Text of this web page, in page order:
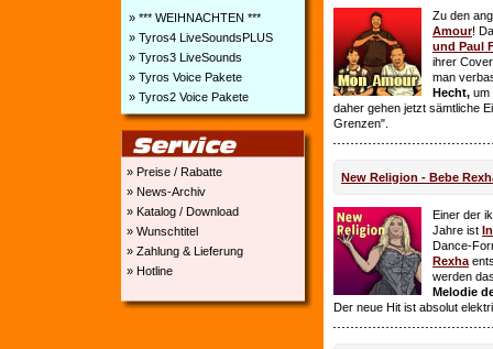
» *** WEIHNACHTEN ***
» Tyros4 LiveSoundsPLUS
» Tyros3 LiveSounds
» Tyros Voice Pakete
» Tyros2 Voice Pakete
» Preise / Rabatte
» News-Archiv
» Katalog / Download
» Wunschtitel
» Zahlung & Lieferung
» Hotline
Zu den
Amour!
und Paul
ihrer
man
Hecht, um
daher gehen jetzt sämtliche
Grenzen".
New Religion - Bebe
Einer der
Jahre ist
Dance-
Rexha
werden
Melodie
Der neue Hit ist absolut